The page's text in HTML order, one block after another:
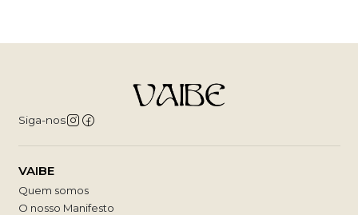
Siga-nos
VAIBE
Quem somos
O nosso Manifesto